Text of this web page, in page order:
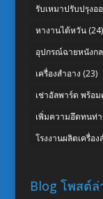
รับเหมาปรับปรุง
หางานไต้หวัน(24)
อุปกรณ์ฉายหนังก
เครื่องสำอาง (23)
เช่าอัลพาร์ด พร้อ
เพิ่มความอึดทนท่
โรงงานผลิตเครื่อง
Blog โพสต์ล่